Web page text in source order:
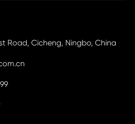
Road, Cicheng, Ningbo, China